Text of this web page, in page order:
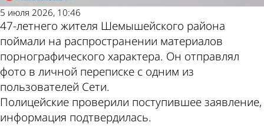
5 июля 2026, 10:46
47-летнего жителя Шемышейского района
поймали на распространении материалов
порнографического характера. Он отправлял
фото в личной переписке с одним из
пользователей Сети.
Полицейские проверили поступившее заявление,
информация подтвердилась.